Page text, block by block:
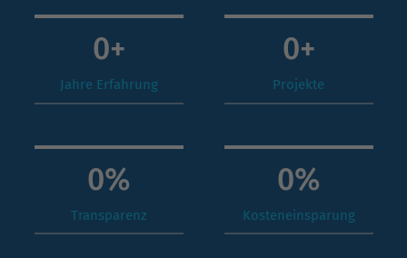
0+
Jahre Erfahrung
0+
Projekte
0%
Transparenz
0%
Kosteneinsparung